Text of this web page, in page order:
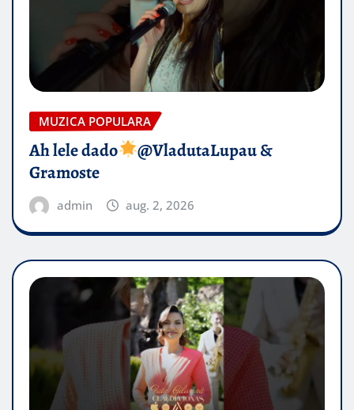
MUZICA POPULARA
Ah lele dado​
@VladutaLupau &
Gramoste
admin aug. 2, 2026